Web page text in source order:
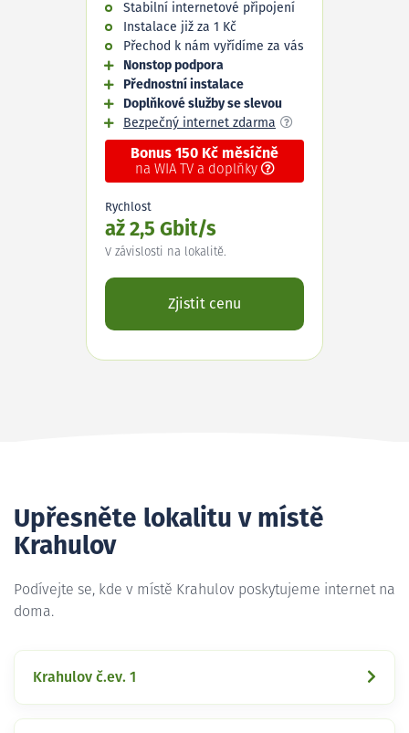
Stabilní internetové připojení
Instalace již za 1 Kč
Přechod k nám vyřídíme za vás
Nonstop podpora
Přednostní instalace
Doplňkové služby se slevou
Bezpečný internet zdarma
Bonus 150 Kč měsíčně
na WIA TV a doplňky
Rychlost
až 2,5 Gbit/s
V závislosti na lokalitě.
Zjistit cenu
Upřesněte lokalitu v místě
Krahulov
Podívejte se, kde v místě Krahulov poskytujeme internet na
doma.
Krahulov č.ev. 1